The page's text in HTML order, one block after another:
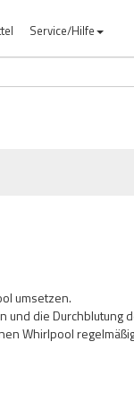
Service/Hilfe
umsetzen.
die Durchblutung
Whirlpool